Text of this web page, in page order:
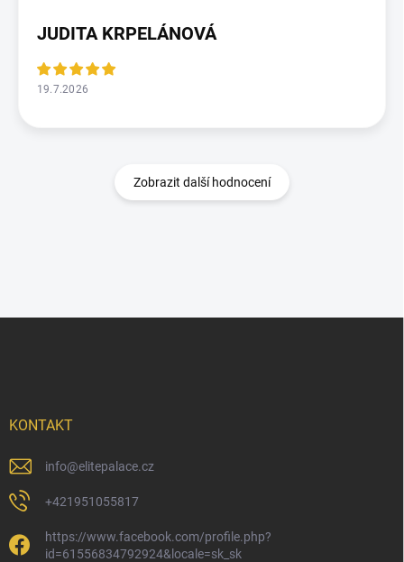
JUDITA KRPELÁNOVÁ
19.7.2026
Zobrazit další hodnocení
KONTAKT
info@elitepalace.cz
+421951055817
https://www.facebook.com/profile.php?
id=61556834792924&locale=sk_sk